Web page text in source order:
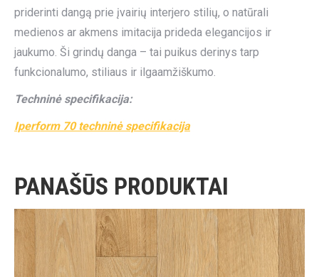
priderinti dangą prie įvairių interjero stilių, o natūrali
medienos ar akmens imitacija prideda elegancijos ir
jaukumo. Ši grindų danga – tai puikus derinys tarp
funkcionalumo, stiliaus ir ilgaamžiškumo.
Techninė specifikacija:
Iperform 70 techninė specifikacija
PANAŠŪS PRODUKTAI